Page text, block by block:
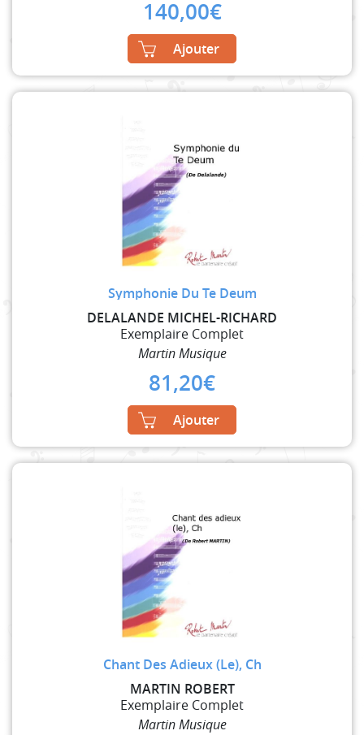
140,00€
Ajouter
Symphonie Du Te Deum
DELALANDE MICHEL-RICHARD
Exemplaire Complet
Martin Musique
81,20€
Ajouter
Chant Des Adieux (Le), Ch
MARTIN ROBERT
Exemplaire Complet
Martin Musique